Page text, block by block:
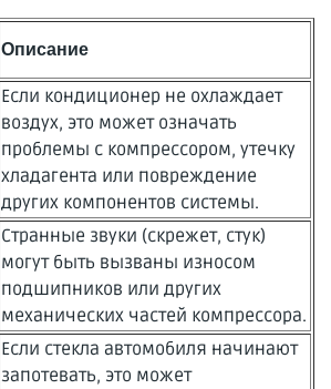
Описание
Если кондиционер не охлаждает
воздух, это может означать
проблемы с компрессором, утечку
хладагента или повреждение
других компонентов системы.
Странные звуки (скрежет, стук)
могут быть вызваны износом
подшипников или других
механических частей компрессора.
Если стекла автомобиля начинают
запотевать, это может